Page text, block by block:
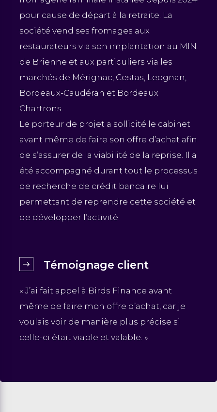
pour cause de départ à la retraite. La
société vend ses fromages aux
restaurateurs via son implantation au MIN
de Brienne et aux particuliers via les
marchés de Mérignac, Cestas, Leognan,
Bordeaux-Caudéran et Bordeaux
Chartrons.
Le porteur de projet a sollicité le cabinet
avant même de faire son offre d’achat afin
de s’assurer de la viabilité de la reprise. Il a
été accompagné durant tout le processus
de recherche de crédit bancaire lui
permettant de reprendre cette société et
de développer l’activité.
Témoignage client
« J’ai fait appel à Birds Finance avant
même de faire mon offre d’achat, car je
voulais voir de manière plus précise si
celle-ci était viable et valable. »